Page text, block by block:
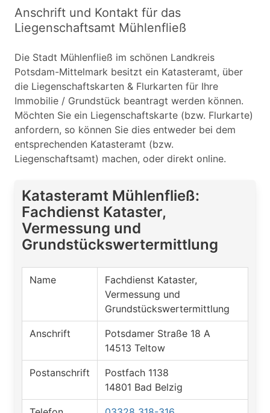
Anschrift und Kontakt für das
Liegenschaftsamt Mühlenfließ
Die Stadt Mühlenfließ im schönen Landkreis
Potsdam-Mittelmark besitzt ein Katasteramt, über
die Liegenschaftskarten & Flurkarten für Ihre
Immobilie / Grundstück beantragt werden können.
Möchten Sie ein Liegenschaftskarte (bzw. Flurkarte)
anfordern, so können Sie dies entweder bei dem
entsprechenden Katasteramt (bzw.
Liegenschaftsamt) machen, oder direkt online.
Katasteramt Mühlenfließ:
Fachdienst Kataster,
Vermessung und
Grundstückswertermittlung
Name
Fachdienst Kataster,
Vermessung und
Grundstückswertermittlung
Anschrift
Potsdamer Straße 18 A
14513 Teltow
Postanschrift
Postfach 1138
14801 Bad Belzig